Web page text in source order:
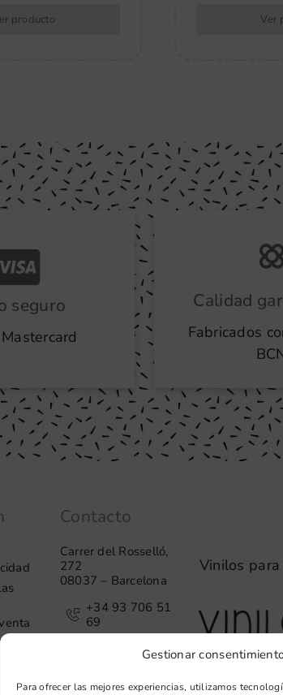
Gestionar
Para ofrecer las mejores experiencias, utilizamos
producto Ver
seguro Calidad
Fabricados
Contacto
Carrer del Rosselló,
272
08037 – Barcelona
+34 93 706 51
69
Vinilos